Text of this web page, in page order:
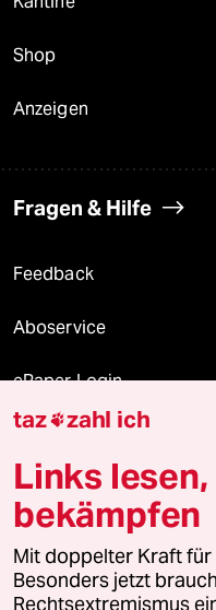
Shop
Anzeigen
Fragen & Hilfe
Feedback
Aboservice
ePaper Login
Downloads für
© 2026 taz Verlags und
Alle Rechte vorbehalten. Bei
wenden Sie sich bitte an
taz zahl ich
Links
bekämpfen
Mit doppelter Kraft für
Besonders jetzt
Rechtsextremismus